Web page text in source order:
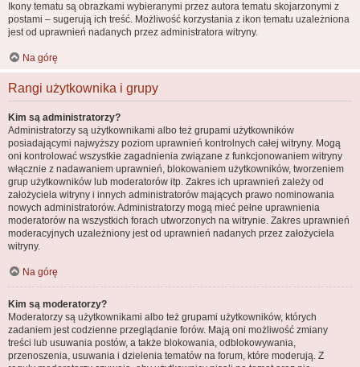
Ikony tematu są obrazkami wybieranymi przez autora tematu skojarzonymi z
postami – sugerują ich treść. Możliwość korzystania z ikon tematu uzależniona
jest od uprawnień nadanych przez administratora witryny.
Na górę
Rangi użytkownika i grupy
Kim są administratorzy?
Administratorzy są użytkownikami albo też grupami użytkowników
posiadającymi najwyższy poziom uprawnień kontrolnych całej witryny. Mogą
oni kontrolować wszystkie zagadnienia związane z funkcjonowaniem witryny
włącznie z nadawaniem uprawnień, blokowaniem użytkowników, tworzeniem
grup użytkowników lub moderatorów itp. Zakres ich uprawnień zależy od
założyciela witryny i innych administratorów mających prawo nominowania
nowych administratorów. Administratorzy mogą mieć pełne uprawnienia
moderatorów na wszystkich forach utworzonych na witrynie. Zakres uprawnień
moderacyjnych uzależniony jest od uprawnień nadanych przez założyciela
witryny.
Na górę
Kim są moderatorzy?
Moderatorzy są użytkownikami albo też grupami użytkowników, których
zadaniem jest codzienne przeglądanie forów. Mają oni możliwość zmiany
treści lub usuwania postów, a także blokowania, odblokowywania,
przenoszenia, usuwania i dzielenia tematów na forum, które moderują. Z